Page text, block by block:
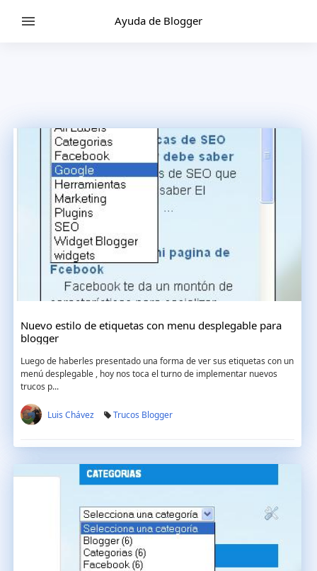
Ayuda de Blogger
Nuevo estilo de etiquetas con menu desplegable para
blogger
Luego de haberles presentado una forma de ver sus etiquetas con un
menú desplegable , hoy nos toca el turno de implementar nuevos
trucos p...
Luis Chávez Trucos Blogger